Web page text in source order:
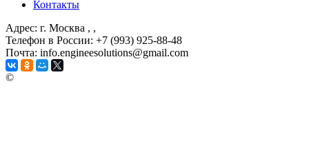
Контакты
Адрес: г. Москва , ,
Телефон в России: +7 (993) 925-88-48
Почта: info.engineesolutions@gmail.com
©